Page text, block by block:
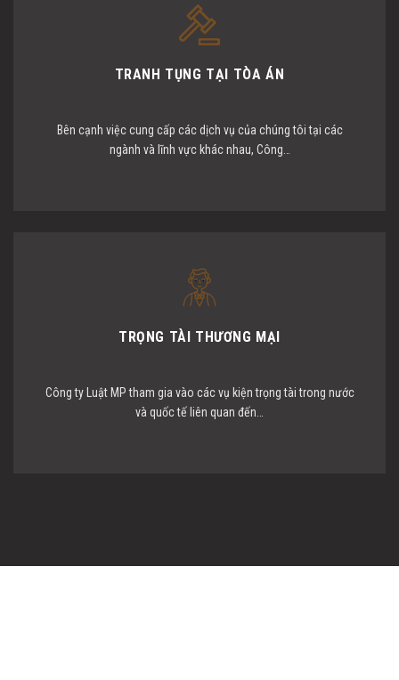
TRANH TỤNG TẠI TÒA ÁN
Bên cạnh việc cung cấp các dịch vụ của chúng tôi tại các
ngành và lĩnh vực khác nhau, Công…
TRỌNG TÀI THƯƠNG MẠI
Công ty Luật MP tham gia vào các vụ kiện trọng tài trong nước
và quốc tế liên quan đến…